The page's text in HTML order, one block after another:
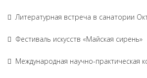
Литературная встреча в санатории
Фестиваль искусств «Майская сирень»
Международная научно-практическая